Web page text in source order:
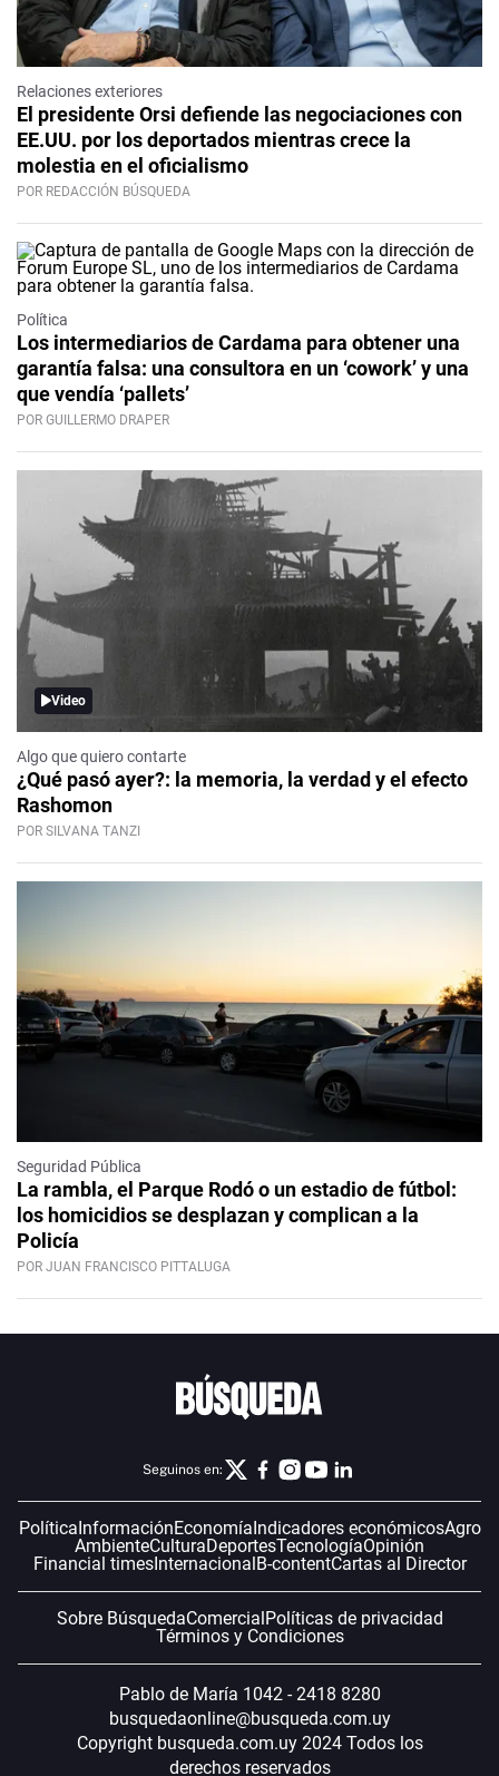
Relaciones exteriores
El presidente Orsi defiende las negociaciones con
EE.UU. por los deportados mientras crece la
molestia en el oficialismo
POR REDACCIÓN BÚSQUEDA
Política
Los intermediarios de Cardama para obtener una
garantía falsa: una consultora en un ‘cowork’ y una
que vendía ‘pallets’
POR GUILLERMO DRAPER
Video
Algo que quiero contarte
¿Qué pasó ayer?: la memoria, la verdad y el efecto
Rashomon
POR SILVANA TANZI
Seguridad Pública
La rambla, el Parque Rodó o un estadio de fútbol:
los homicidios se desplazan y complican a la
Policía
POR JUAN FRANCISCO PITTALUGA
Seguinos en:
Política InformaciónEconomía Indicadores económicosAgro
AmbienteCulturaDeportesTecnologíaOpinión
Financial timesInternacional B-contentCartas al Director
Sobre BúsquedaComercial Políticas de privacidad
Términos y Condiciones
Pablo de María 1042 - 2418 8280
busquedaonline@busqueda.com.uy
Copyright busqueda.com.uy 2024 Todos los
derechos reservados